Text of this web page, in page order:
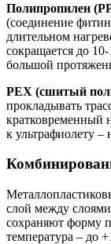
Полипропилен
(соединение
длительном
сокращается до
большой
PEX (сшитый
прокладывать
кратковременный
к ультрафиолету –
слой между
сохраняют форму
температура – до